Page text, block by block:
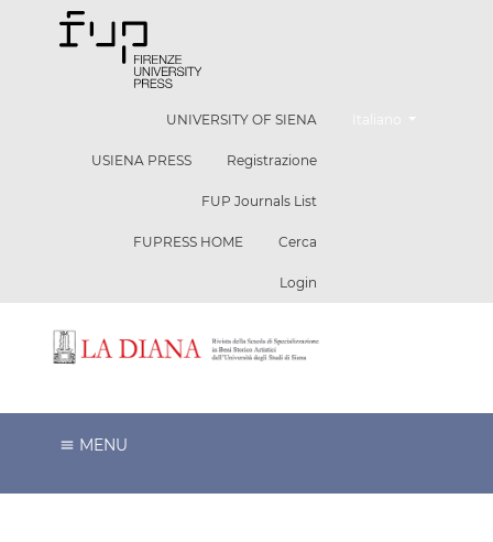
UNIVERSITY OF SIENA
USIENA PRESS Registrazione
FUP Journals List
FUPRESS HOME Cerca
Login
MENU